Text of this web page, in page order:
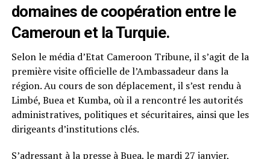
domaines de coopération entre le
Cameroun et la Turquie.
Selon le média d’Etat Cameroon Tribune, il s’agit de la
première visite officielle de l’Ambassadeur dans la
région. Au cours de son déplacement, il s’est rendu à
Limbé, Buea et Kumba, où il a rencontré les autorités
administratives, politiques et sécuritaires, ainsi que les
dirigeants d’institutions clés.
S’adressant à la presse à Buea, le mardi 27 janvier,